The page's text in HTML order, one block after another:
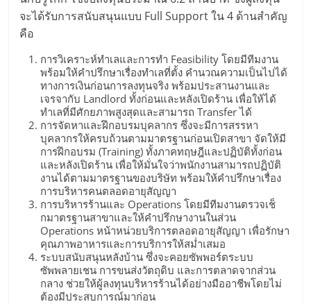
พัฒนา
ระบบ
แฟ
รน
ไชส์"
ข้อมูล
จะได้รับการสนับสนุนแบบ Full Support ใน 4 ด้านสำคัญ
คือ
การวิเคราะห์ทำเลและการทำ Feasibility โดยมีทีมงาน
พร้อมให้คำปรึกษาเรื่องทำเลที่ตั้ง คำนวณความเป็นไปได้
ทางการเงินก่อนการลงทุนจริง พร้อมประสานงานและ
เจรจากับ Landlord ทั้งก่อนและหลังเปิดร้าน เพื่อให้ได้
ทำเลที่มีศักยภาพสูงสุดและสามารถ Transfer ได้
การจัดหาและฝึกอบรมบุคลากร ซึ่งจะมีการสรรหา
บุคลากรให้ครบถ้วนตามมาตรฐานก่อนเปิดสาขา จัดให้มี
การฝึกอบรม (Training) ทั้งภาคทฤษฎีและปฏิบัติทั้งก่อน
และหลังเปิดร้าน เพื่อให้มั่นใจว่าพนักงานสามารถปฏิบัติ
งานได้ตามมาตรฐานของบริษัท พร้อมให้คำปรึกษาเรื่อง
การบริหารคนตลอดอายุสัญญา
การบริหารร้านและ Operations โดยมีทีมงานตรวจเช็
กมาตรฐานสาขาและให้คำปรึกษางานในส่วน
Operations หน้าหน่วยบริการตลอดอายุสัญญา เพื่อรักษา
คุณภาพอาหารและการบริการให้สม่ำเสมอ
ระบบสนับสนุนหลังบ้าน ซึ่งจะคอยซัพพอร์ตระบบ
ซัพพลายเชน การขนส่งวัตถุดิบ และการตลาดจากส่วน
กลาง ช่วยให้ผู้ลงทุนบริหารร้านได้อย่างมืออาชีพโดยไม่
ต้องมีประสบการณ์มาก่อน